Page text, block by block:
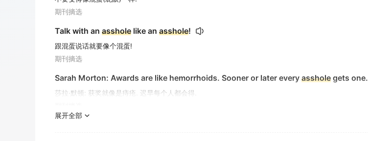
期刊摘选
Talk with an asshole like an asshole!
跟混蛋说话就要像个混蛋!
期刊摘选
Sarah Morton: Awards are like hemorrhoids. Sooner or later every asshole gets one.
莎拉·默顿: 获奖就像是痔疮. 迟早每个人都会得.
展开全部